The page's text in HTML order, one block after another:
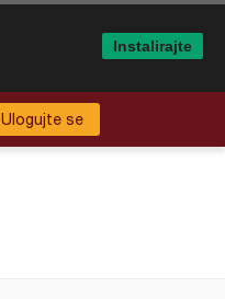
Ulogujte se
Instalirajte